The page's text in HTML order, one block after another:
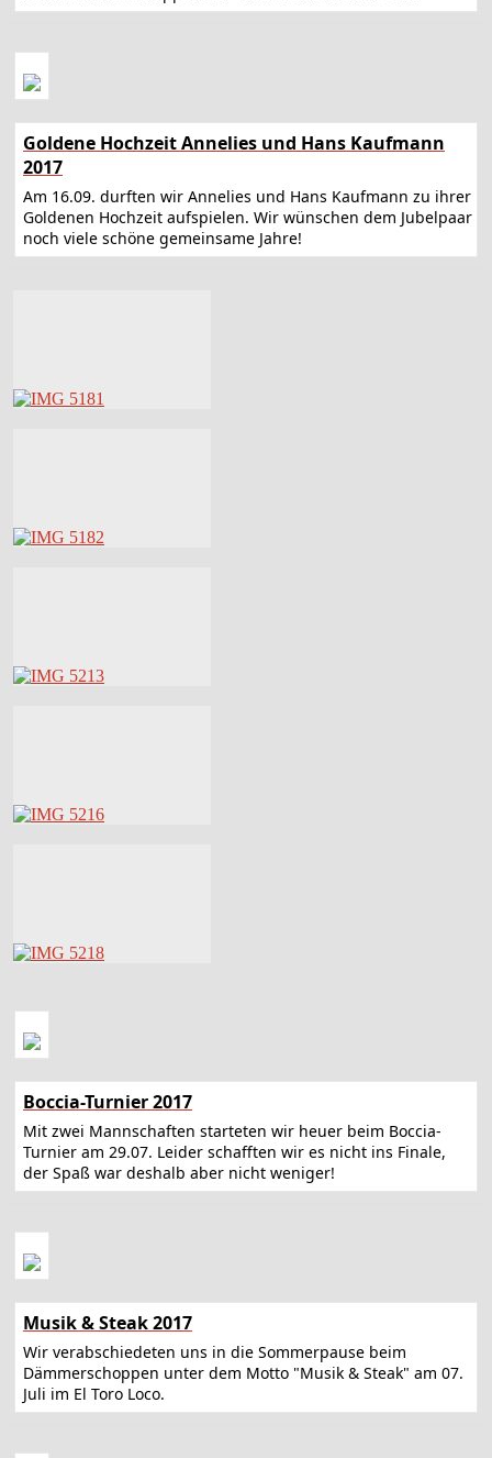
Goldene Hochzeit Annelies und Hans Kaufmann
2017
Am 16.09. durften wir Annelies und Hans Kaufmann zu ihrer
Goldenen Hochzeit aufspielen. Wir wünschen dem Jubelpaar
noch viele schöne gemeinsame Jahre!
Boccia-Turnier 2017
Mit zwei Mannschaften starteten wir heuer beim Boccia-
Turnier am 29.07. Leider schafften wir es nicht ins Finale,
der Spaß war deshalb aber nicht weniger!
Musik & Steak 2017
Wir verabschiedeten uns in die Sommerpause beim
Dämmerschoppen unter dem Motto "Musik & Steak" am 07.
Juli im El Toro Loco.